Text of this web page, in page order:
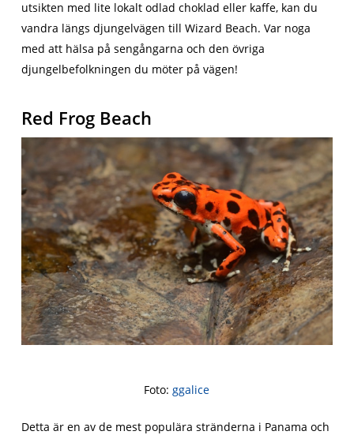
utsikten med lite lokalt odlad choklad eller kaffe, kan du
vandra längs djungelvägen till Wizard Beach. Var noga
med att hälsa på sengångarna och den övriga
djungelbefolkningen du möter på vägen!
Red Frog Beach
Foto:ggalice
Detta är en av de mest populära stränderna i Panama och